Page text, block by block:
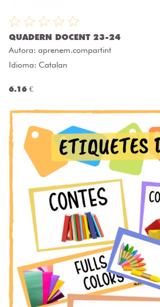
QUADERN DOCENT 23-24
Autora: aprenem.compartint
Idioma: Catalan
6.16 €